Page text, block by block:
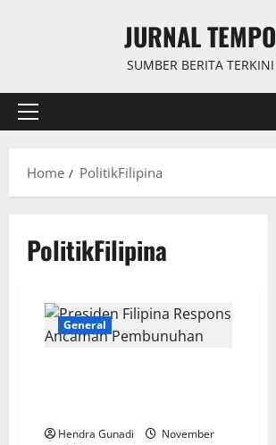
JURNAL TEMPO
SUMBER BERITA TERKINI
Primary
Home
PolitikFilipina
PolitikFilipina
General
Hendra Gunadi
November